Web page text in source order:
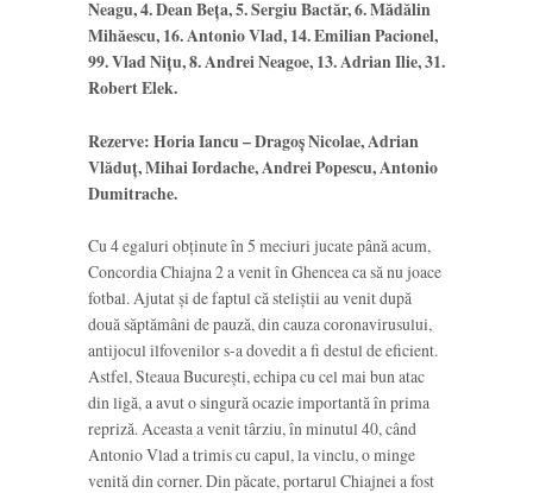
Neagu, 4. Dean Beța, 5. Sergiu Bactăr, 6. Mădălin
Mihăescu, 16. Antonio Vlad, 14. Emilian Pacionel,
99. Vlad Nițu, 8. Andrei Neagoe, 13. Adrian Ilie, 31.
Robert Elek.
Rezerve: Horia Iancu – Dragoș Nicolae, Adrian
Vlăduț, Mihai Iordache, Andrei Popescu, Antonio
Dumitrache.
Cu 4 egaluri obținute în 5 meciuri jucate până acum,
Concordia Chiajna 2 a venit în Ghencea ca să nu joace
fotbal. Ajutat și de faptul că steliștii au venit după
două săptămâni de pauză, din cauza coronavirusului,
antijocul ilfovenilor s-a dovedit a fi destul de eficient.
Astfel, Steaua București, echipa cu cel mai bun atac
din ligă, a avut o singură ocazie importantă în prima
repriză. Aceasta a venit târziu, în minutul 40, când
Antonio Vlad a trimis cu capul, la vinclu, o minge
venită din corner. Din păcate, portarul Chiajnei a fost